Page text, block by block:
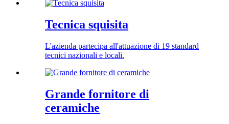
Tecnica squisita
L'azienda partecipa all'attuazione di 19 standard
tecnici nazionali e locali.
Grande fornitore di
ceramiche